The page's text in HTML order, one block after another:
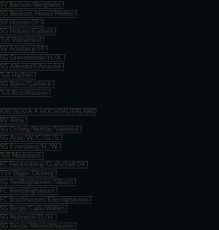
SV Bachum/Bergheim I
SG Beckum/Hövel/Mellen I
SV Hüsten 09 II
SG Holzen/Eisborn I
TuS Voßwinkel I
SV Arnsberg 09 I
SG Grevenstein/H./A. I
SG Allendorf/Amecke I
TuS Hachen I
SG Balve/Garbeck I
TuS Bruchhausen I
KREISLIGA A HOCHSAUERLAND
BV Alme I
SG Ostwig/Nuttlar/Valmetal I
SG Arpe/W./C./D./S. I
SG Eversberg/H./W. I
TuS Medebach I
FC Fleckenberg/Grafschaft 04 I
TSV Bigge/Olsberg I
SG Siedlinghausen/Silbach I
FC Remblinghausen I
FC Bruchhausen/Elleringhausen I
SG Berge/Calle/Wallen I
SG Nuhnetal/D./H. I
SG Reiste/Wenholthausen I